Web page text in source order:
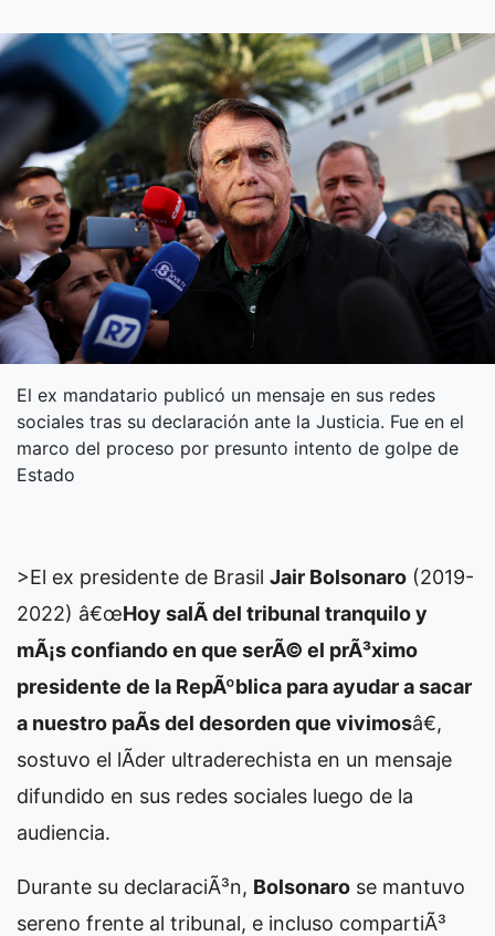
El ex mandatario publicó un mensaje en sus redes
sociales tras su declaración ante la Justicia. Fue en el
marco del proceso por presunto intento de golpe de
Estado
>El ex presidente de Brasil Jair Bolsonaro (2019-
2022) â€œHoy salÃ­ del tribunal tranquilo y
mÃ¡s confiando en que serÃ© el prÃ³ximo
presidente de la RepÃºblica para ayudar a sacar
a nuestro paÃ­s del desorden que vivimosâ€,
sostuvo el lÃ­der ultraderechista en un mensaje
difundido en sus redes sociales luego de la
audiencia.
Durante su declaraciÃ³n, Bolsonaro se mantuvo
sereno frente al tribunal, e incluso compartiÃ³